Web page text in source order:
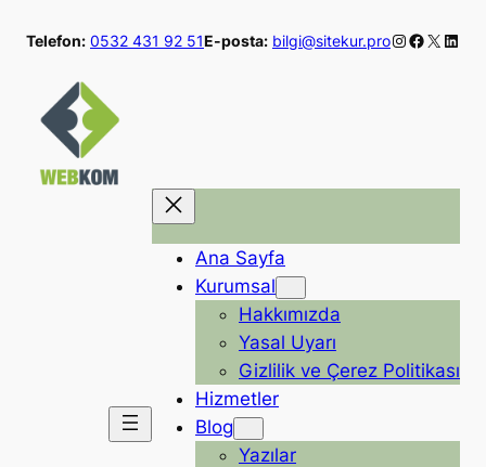
geç
Telefon: 0532 431 92 51E-posta: bilgi@sitekur.proInstagram
X
Ana Sayfa
Kurumsal
Hakkımızda
Yasal Uyarı
Gizlilik ve Çerez Politikası
Hizmetler
Blog
Yazılar